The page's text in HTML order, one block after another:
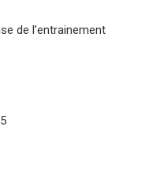
de l’entrainement